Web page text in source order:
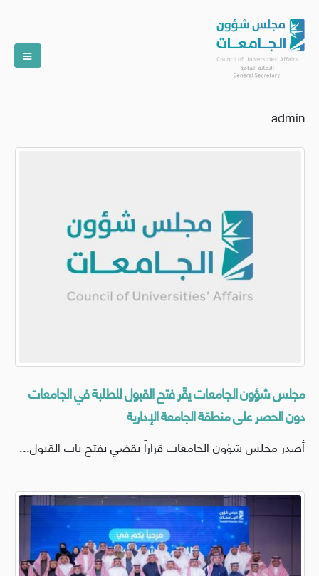
admin
مجلس شؤون الجامعات يقّر فتح القبول للطلبة في الجامعات
دون الحصر على منطقة الجامعة الإدارية
أصدر مجلس شؤون الجامعات قراراً يقضي بفتح باب القبول...